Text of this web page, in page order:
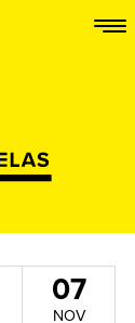
07
NOV